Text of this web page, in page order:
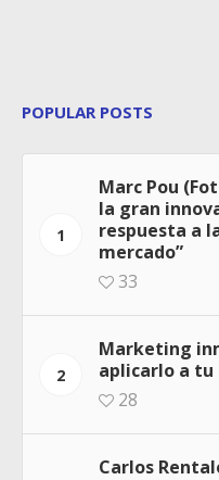
POPULAR POSTS
1
Marc Pou
la gran
respuesta a
mercado”
33
2
Marketing
aplicarlo a
28
Carlos